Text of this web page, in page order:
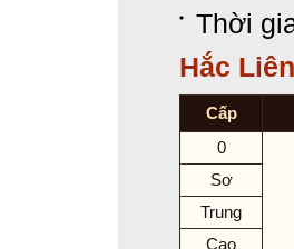
Thời
Hắc
Cấp
0
Sơ
Trung
Cao